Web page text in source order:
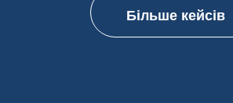
Більше кейсів